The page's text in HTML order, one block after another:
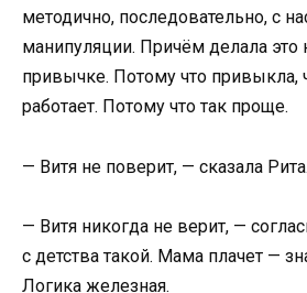
методично, последовательно, с
манипуляции. Причём делала это
привычке. Потому что привыкла,
работает. Потому что так проще.
— Витя не поверит, — сказала Рита.
— Витя никогда не верит, —
с детства такой. Мама плачет —
Логика железная.